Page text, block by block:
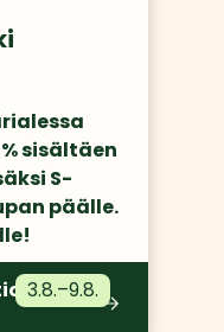
sisältäen
S-
päälle.
och
3.8.–9.8.